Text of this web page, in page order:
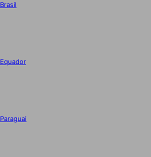
Brasil
Equador
Paraguai